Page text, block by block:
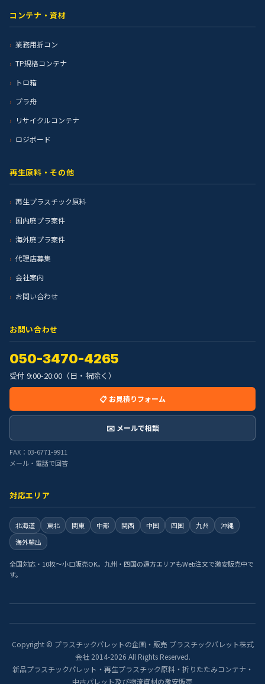
コンテナ・資材
業務用折コン
TP規格コンテナ
トロ箱
プラ舟
リサイクルコンテナ
ロジボード
再生原料・その他
再生プラスチック原料
国内廃プラ案件
海外廃プラ案件
代理店募集
会社案内
お問い合わせ
お問い合わせ
050-3470-4265
受付 9:00-20:00（日・祝除く）
📋 お見積りフォーム
✉️ メールで相談
FAX：03-6771-9911
メール・電話で回答
対応エリア
北海道 東北 関東 中部 関西 中国 四国 九州
沖縄
海外輸出
全国対応・10枚〜小口販売OK。九州・四国の遠方エリアもWeb注文で激安販売中で
す。
Copyright © プラスチックパレットの企画・販売 プラスチックパレット株式
会社 2014-2026 All Rights Reserved.
新品プラスチックパレット・再生プラスチック原料・折りたたみコンテナ・
中古パレット及び物流資材の激安販売